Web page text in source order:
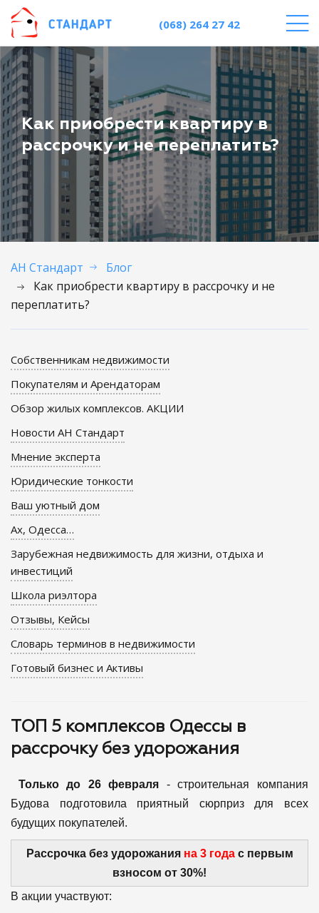
(068) 264 27 42
Как приобрести квартиру в
рассрочку и не переплатить?
АН Стандарт
Блог
Как приобрести квартиру в рассрочку и не
переплатить?
Собственникам недвижимости
Покупателям и Арендаторам
Обзор жилых комплексов. АКЦИИ
Новости АН Стандарт
Мнение эксперта
Юридические тонкости
Ваш уютный дом
Ах, Одесса…
Зарубежная недвижимость для жизни, отдыха и
инвестиций
Школа риэлтора
Отзывы, Кейсы
Словарь терминов в недвижимости
Готовый бизнес и Активы
ТОП 5 комплексов Одессы в
рассрочку без удорожания
Только до 26 февраля - строительная компания
Будова подготовила приятный сюрприз для всех
будущих покупателей.
Рассрочка без удорожания на 3 годас первым
взносом от 30%!
В акции участвуют: